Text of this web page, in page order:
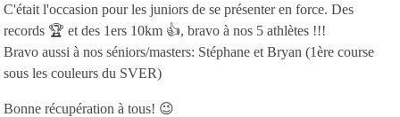
C'était l'occasion pour les juniors de se présenter en force. Des
records 🏆 et des 1ers 10km 👍, bravo à nos 5 athlètes !!!
Bravo aussi à nos séniors/masters: Stéphane et Bryan (1ère course
sous les couleurs du SVER)
Bonne récupération à tous! 😉